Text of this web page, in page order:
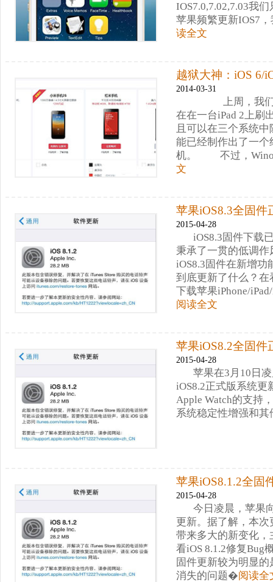
IOS7.0,7.02,7.03我
苹果频繁更新IOS7
读全文
越狱大神：iOS 6/
2014-03-31
上周，我们曾
在在一台iPad 2上刷
且可以在三个系统
能已经制作出了一
机。 不过，
文
苹果iOS8.3全固件
2015-04-28
iOS8.3固件下载
秉承了一贯的低调作
iOS8.3固件在新增功
到底更新了什么？在
下载苹果iPhone/
阅读全文
苹果iOS8.2全固件
2015-04-28
苹果在3月10日
iOS8.2正式版系统更
Apple Watch的支持
系统稳定性增强和
苹果iOS8.1.2全固
2015-04-28
今日凌晨，苹果
更新。据了解，本次
带来多大的新变化
看iOS 8.1.2修复
固件更新较为明显
消失的问题�阅读全